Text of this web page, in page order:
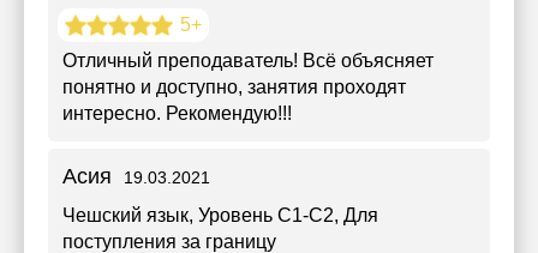
5+
Отличный преподаватель! Всё объясняет
понятно и доступно, занятия проходят
интересно. Рекомендую!!!
Асия 19.03.2021
Чешский язык, Уровень C1-C2, Для
поступления за границу